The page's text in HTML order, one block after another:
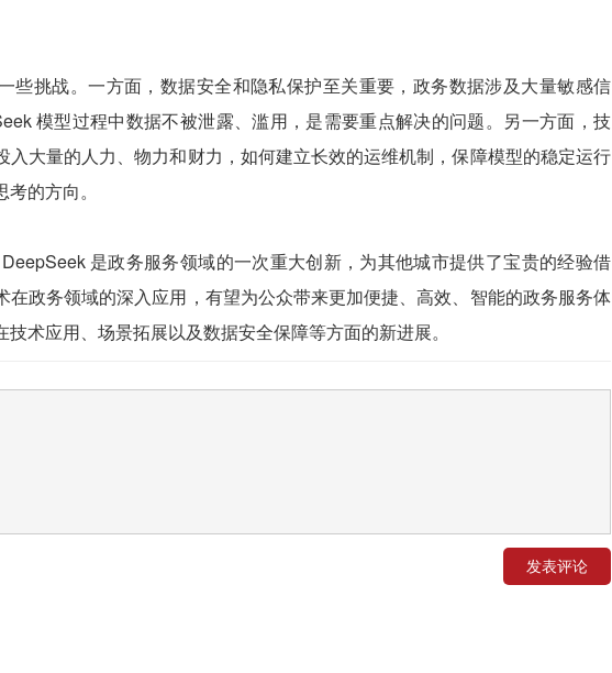
些挑战。一方面，数据安全和隐私保护至关重要，政务数据涉及大量敏感信
模型过程中数据不被泄露、滥用，是需要重点解决的问题。另一方面，技
入大量的人力、物力和财力，如何建立长效的运维机制，保障模型的稳定运行
的方向。
是政务服务领域的一次重大创新，为其他城市提供了宝贵的经验借
在政务领域的深入应用，有望为公众带来更加便捷、高效、智能的政务服务体
术应用、场景拓展以及数据安全保障等方面的新进展。